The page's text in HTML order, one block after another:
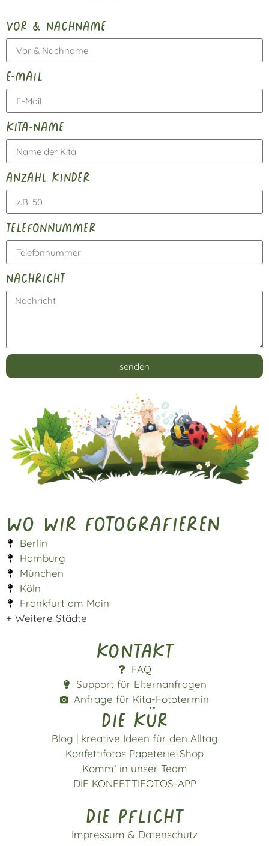
vor & nachname
e-mail
kita-name
anzahl kinder
telefonnummer
nachricht
senden
Wo wir fotografieren
Berlin
Hamburg
München
Köln
Frankfurt am Main
+ Weitere Städte
Kontakt
FAQ
Support für Elternanfragen
Anfrage für Kita-Fototermin
die kür
Blog | kreative Ideen für den Alltag
Konfettifotos Papeterie-Shop
Komm‘ in unser Team
DIE KONFETTIFOTOS-APP
die pflicht
Impressum & Datenschutz